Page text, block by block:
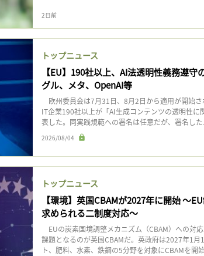
2日前
トップニュース
【EU】190社以上、AI法透明性義務遵
グル、メタ、OpenAI等
欧州委員会は7月31日、8月2日から適用が開始さ
IT企業190社以上が「AI生成コンテンツの透明性に
表した。同実践規範への署名は任意だが、署名し
2026/08/04
トップニュース
【環境】英国CBAMが2027年に開始 〜
求められる二制度対応〜
EUの炭素国境調整メカニズム（CBAM）への対
課題となるのが英国CBAMだ。英政府は2027年1
ト、肥料、水素、鉄鋼の5分野を対象にCBAMを開